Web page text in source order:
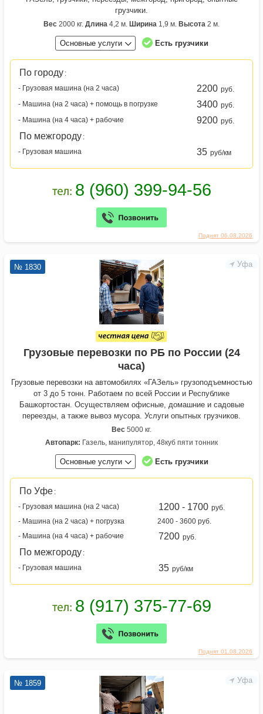
Поднят 06.08.2026
грузчики.
Вес 2000 кг. Длина 4,2 м. Ширина 1,9 м. Высота 2 м.
Основные услуги Есть грузчики
По городу :
- Грузовая машина (на 2 часа)
2200 руб.
- Машина (на 2 часа) + помощь в погрузке
3400 руб.
- Машина (на 4 часа) + рабочие
9200 руб.
По межгороду :
- Грузовая машина
35 руб/км
Уфа
Поднят 01.08.2026
№ 1830
Грузовые перевозки по РБ по России (24
часа)
Грузовые перевозки на автомобилях «ГАЗель» грузоподъемностью
от 3 до 5 тонн. Работаем по всей России и Республике
Башкортостан. Осуществляем офисные, домашние и садовые
переезды, а также вывоз мусора. Услуги опытных грузчиков.
Вес 5000 кг.
Автопарк: Газель, манипулятор, 48куб пяти тонник
Основные услуги Есть грузчики
По Уфе :
- Грузовая машина (на 2 часа)
1200 - 1700 руб.
- Машина (на 2 часа) + погрузка
2400 - 3600 руб.
- Машина (на 4 часа) + рабочие
7200 руб.
По межгороду :
- Грузовая машина
35 руб/км
Уфа
№ 1859